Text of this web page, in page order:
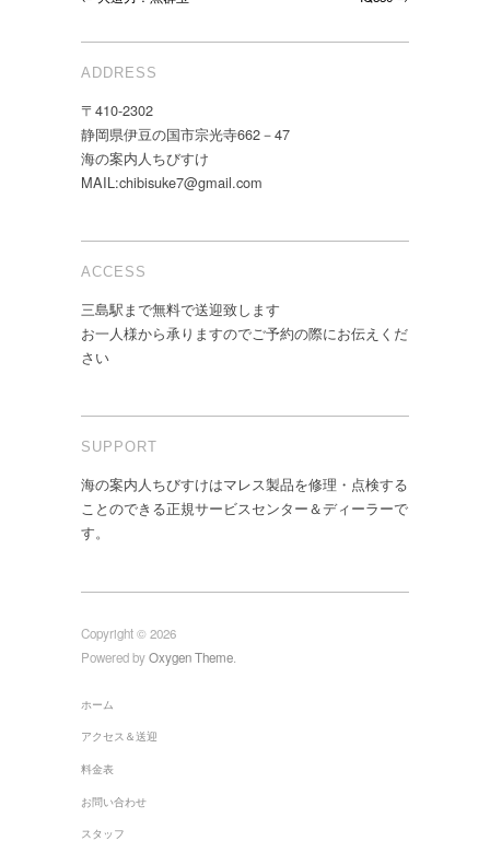
ADDRESS
〒410-2302
静岡県伊豆の国市宗光寺662－47
海の案内人ちびすけ
MAIL:chibisuke7@gmail.com
ACCESS
三島駅まで無料で送迎致します
お一人様から承りますのでご予約の際にお伝えくだ
さい
SUPPORT
海の案内人ちびすけはマレス製品を修理・点検する
ことのできる正規サービスセンター＆ディーラーで
す。
Copyright © 2026
Powered byOxygen Theme
ホーム
アクセス＆送迎
料金表
お問い合わせ
スタッフ